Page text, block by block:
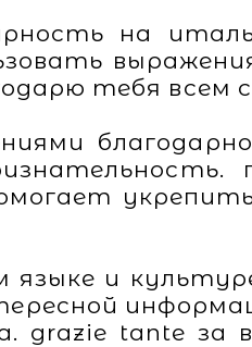
на
тебя всем
и
grazie tante за